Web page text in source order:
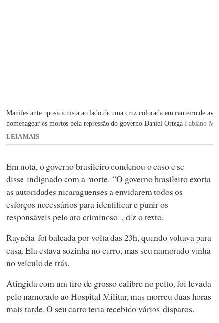
Manifestante oposicionista ao lado de uma cruz colocada em canteiro de
homenagear os mortos pela repressão do governo Daniel Ortega Fabiano
LEIA MAIS
o
l
a
Em nota, o governo brasileiro condenou o caso e se
disse indignado com a morte. “O governo brasileiro exorta
as autoridades nicaraguenses a envidarem todos os
esforços necessários para identificar e punir os
responsáveis pelo ato criminoso”, diz o texto.
Raynéia foi baleada por volta das 23h, quando voltava para
casa. Ela estava sozinha no carro, mas seu namorado vinha
no veículo de trás.
Atingida com um tiro de grosso calibre no peito, foi levada
pelo namorado ao Hospital Militar, mas morreu duas horas
mais tarde. O seu carro teria recebido vários disparos.